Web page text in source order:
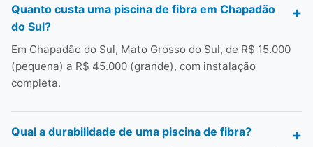
Quanto custa uma piscina de fibra em Chapadão
do Sul?
Em Chapadão do Sul, Mato Grosso do Sul, de R$ 15.000
(pequena) a R$ 45.000 (grande), com instalação
completa.
Qual a durabilidade de uma piscina de fibra?